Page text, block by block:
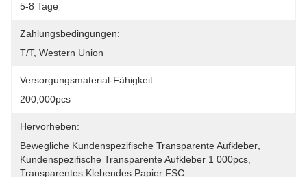
5-8 Tage
Zahlungsbedingungen:
T/T, Western Union
Versorgungsmaterial-Fähigkeit:
200,000pcs
Hervorheben:
Bewegliche Kundenspezifische Transparente Aufkleber
Kundenspezifische Transparente Aufkleber 1 000pcs
Transparentes Klebendes Papier FSC